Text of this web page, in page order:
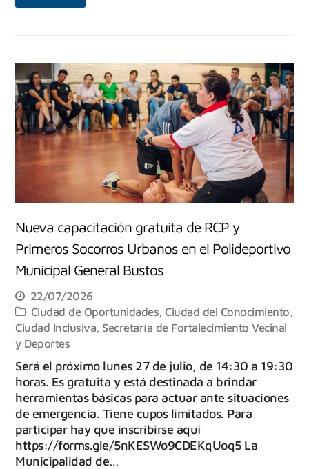
Nueva capacitación gratuita de RCP y
Primeros Socorros Urbanos en el Polideportivo
Municipal General Bustos
22/07/2026
Ciudad de Oportunidades,Ciudad del Conocimiento,
Ciudad Inclusiva, Secretaría de Fortalecimiento Vecinal
y Deportes
Será el próximo lunes 27 de julio, de 14:30 a 19:30
horas. Es gratuita y está destinada a brindar
herramientas básicas para actuar ante situaciones
de emergencia. Tiene cupos limitados. Para
participar hay que inscribirse aquí
https://forms.gle/5nKESWo9CDEKqUoq5 La
Municipalidad de…